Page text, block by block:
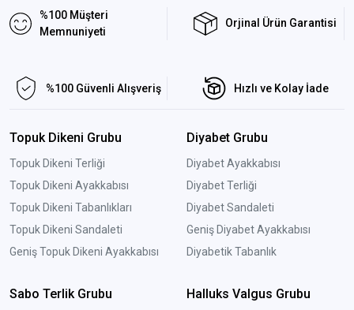
%100 Müşteri
Memnuniyeti
Orjinal Ürün Garantisi
%100 Güvenli Alışveriş Hızlı ve Kolay İade
Topuk Dikeni Grubu
Topuk Dikeni Terliği
Topuk Dikeni Ayakkabısı
Topuk Dikeni Tabanlıkları
Topuk Dikeni Sandaleti
Geniş Topuk Dikeni Ayakkabısı
Diyabet Grubu
Diyabet Ayakkabısı
Diyabet Terliği
Diyabet Sandaleti
Geniş Diyabet Ayakkabısı
Diyabetik Tabanlık
Sabo Terlik Grubu Halluks Valgus Grubu